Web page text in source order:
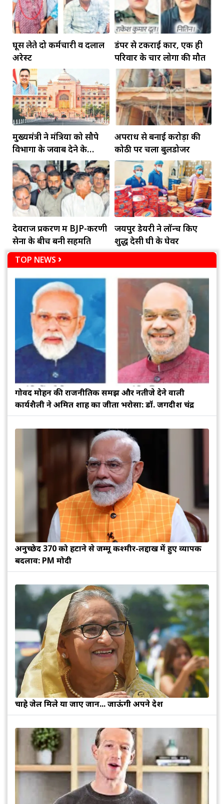
घूस लेते दो कर्मचारी व दलाल
अरेस्ट
डंपर से टकराई कार, एक ही
परिवार के चार लोगों की मौत
मुख्यमंत्री ने मंत्रियों को सौपे
विभागों के जवाब देने के
दायित्व
अपराध से बनाई करोड़ों की
कोठी पर चला बुलडोजर
देवराज प्रकरण में BJP-करणी
सेना के बीच बनी सहमति
जयपुर डेयरी ने लॉन्च किए
शुद्ध देसी घी के घेवर
TOP NEWS
गोविंद मोहन की राजनीतिक समझ और नतीजे देने वाली
कार्यशैली ने अमित शाह का जीता भरोसा: डॉ. जगदीश चंद्र
अनुच्छेद 370 को हटाने से जम्मू कश्मीर-लद्दाख में हुए व्यापक
बदलाव: PM मोदी
चाहे जेल मिले या जाए जान... जाऊंगी अपने देश